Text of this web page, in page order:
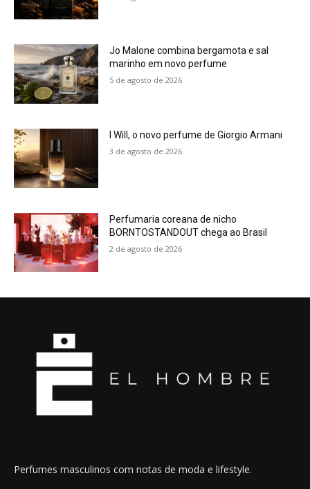
Jo Malone combina bergamota e sal
marinho em novo perfume
5 de agosto de 2026
I Will, o novo perfume de Giorgio Armani
3 de agosto de 2026
Perfumaria coreana de nicho
BORNTOSTANDOUT chega ao Brasil
2 de agosto de 2026
Perfumes masculinos com notas de moda e lifestyle.